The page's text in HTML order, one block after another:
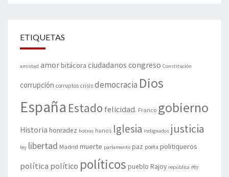
ETIQUETAS
amistad amorbitácora ciudadanos congreso Constitución
corrupción corruptos crisis democracia Dios
España Estado felicidad. Franco gobierno
Historia honradez hotros hunos Iglesia indignados justicia
ley libertad Madrid muerte parlamento paz poeta politiqueros
política político políticos pueblo Rajoy república rey